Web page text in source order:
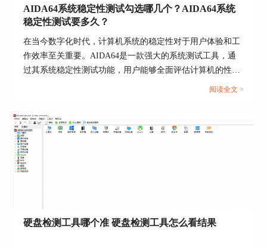
顺序，可单击选中该项，点击“上移”，“下移”即
可。
点击“配置”，在弹出的对话框中，依据个人喜好进
AIDA64系统稳定性测试勾选哪几个？AIDA64系统
稳定性测试要多久？
在当今数字化时代，计算机系统的稳定性对于用户体验和工
作效率至关重要。AIDA64是一款强大的系统测试工具，通
过其系统稳定性测试功能，用户能够全面评估计算机的性能
和稳定性。而在进行AIDA64软件进行系统稳定性测试时，
体内容。...
阅读全文 >
硬盘检测工具哪个准 硬盘检测工具怎么看结果